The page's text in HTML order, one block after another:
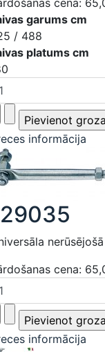
garums cm
/ 488
platums cm
informācija
cena:
informācija